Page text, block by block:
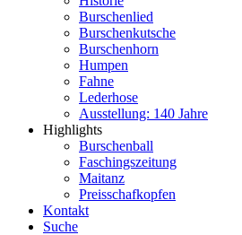
Burschenlied
Burschenkutsche
Burschenhorn
Humpen
Fahne
Lederhose
Ausstellung: 140 Jahre
Highlights
Burschenball
Faschingszeitung
Maitanz
Preisschafkopfen
Kontakt
Suche